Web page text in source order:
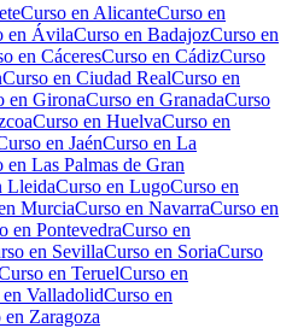
Curso en AlicanteCurso en
en ÁvilaCurso en BadajozCurso en
en CáceresCurso en CádizCurso
Curso en Ciudad RealCurso en
en GironaCurso en GranadaCurso
Curso en HuelvaCurso en
en JaénCurso en La
en Las Palmas de Gran
LleidaCurso en LugoCurso en
MurciaCurso en NavarraCurso en
en PontevedraCurso en
en SevillaCurso en SoriaCurso
en TeruelCurso en
ValladolidCurso en
en Zaragoza